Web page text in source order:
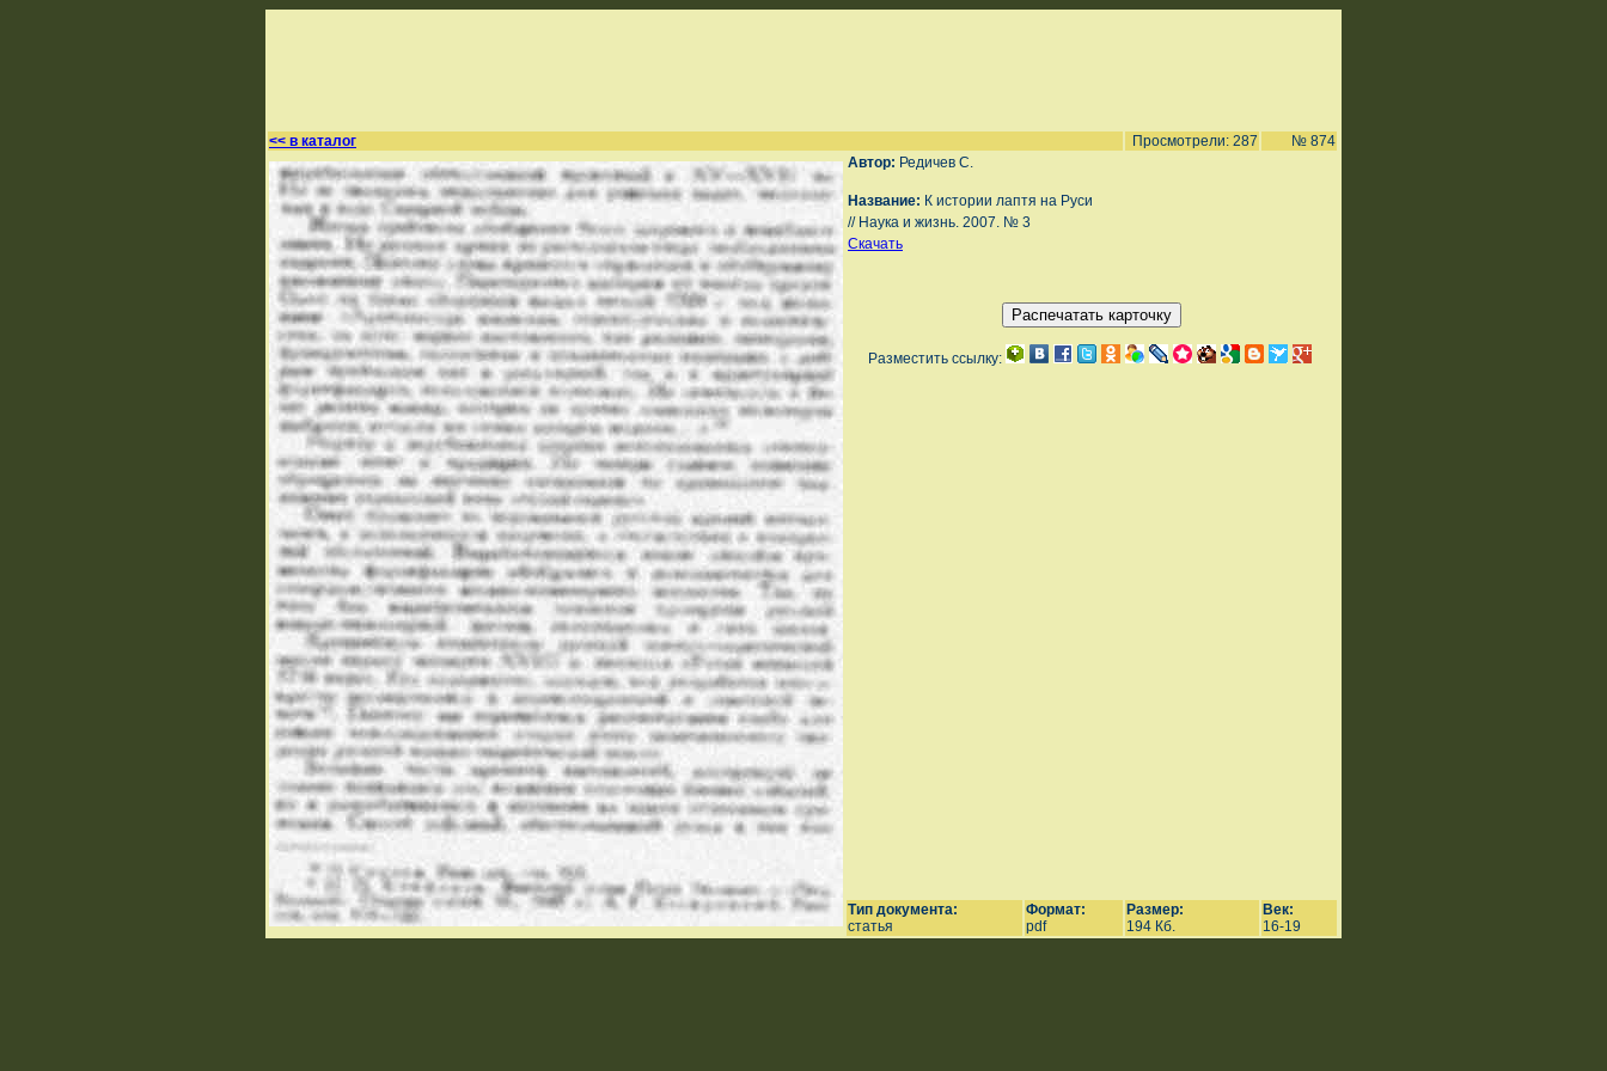
<< в каталог Просмотрели: 287
№ 874
Автор: Редичев С.
Название: К истории лаптя на Руси
// Наука и жизнь. 2007. № 3
Скачать
Разместить ссылку:
Тип документа:
статья
Формат:
pdf
Размер:
194 Кб.
Век:
16-19